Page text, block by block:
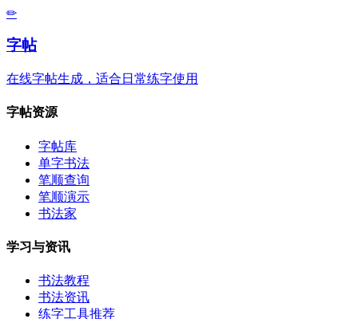
✏
字帖
在线字帖生成，适合日常练字使用
字帖资源
字帖库
单字书法
笔顺查询
笔顺演示
书法家
学习与资讯
书法教程
书法资讯
练字工具推荐